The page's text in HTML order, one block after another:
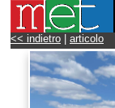
<< indietro articolo